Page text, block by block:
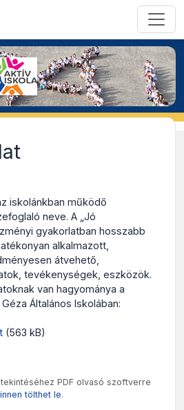
iskolánkban működő
neve. A „Jó
gyakorlatban hosszabb
alkalmazott,
átvehető,
tevékenységek, eszközök.
van hagyománya a
Általános Iskolában:
(563 kB)
PDF olvasó szoftverre
innen tölthet le.